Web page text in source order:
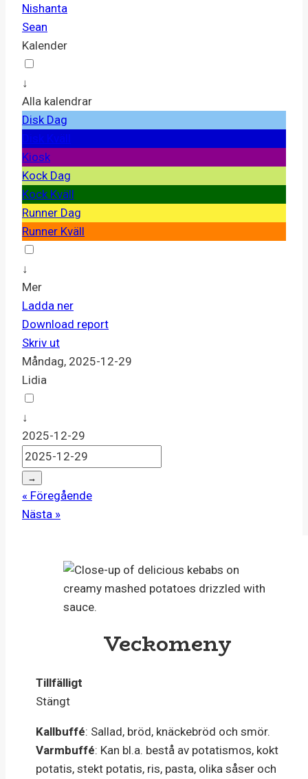
Nishanta
Sean
Kalender
↓
Alla kalendrar
Disk Dag
Disk Kväll
Kiosk
Kock Dag
Kock Kväll
Runner Dag
Runner Kväll
↓
Mer
Ladda ner
Download report
Skriv ut
Måndag, 2025-12-29
Lidia
↓
2025-12-29
→
« Föregående
Nästa »
Veckomeny
Tillfälligt
Stängt
Kallbuffé: Sallad, bröd, knäckebröd och smör.
Varmbuffé: Kan bl.a. bestå av potatismos, kokt
potatis, stekt potatis, ris, pasta, olika såser och